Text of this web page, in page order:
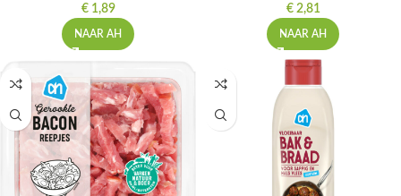
€1,89
NAAR AH
€2,81
NAAR AH